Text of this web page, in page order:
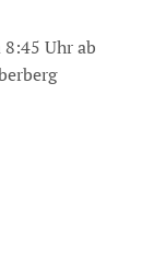
Uhr ab